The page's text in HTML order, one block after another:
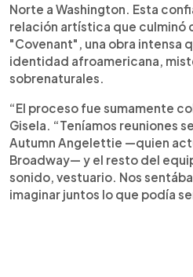
Norte a Washington. Esta
relación artística que culminó
"Covenant", una obra intensa
identidad afroamericana,
sobrenaturales.
“El proceso fue sumamente
Gisela. “Teníamos reuniones
Autumn Angelettie —quien
Broadway— y el resto del
sonido, vestuario. Nos
imaginar juntos lo que podía